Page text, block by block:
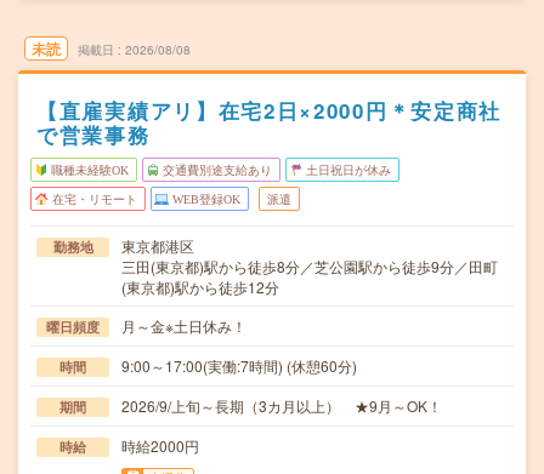
未読 掲載日 2026/08/08
【直雇実績アリ】在宅2日×2000円＊安定商社
で営業事務
職種未経験OK 交通費別途支給あり 土日祝日が休み
在宅・リモート WEB登録OK 派遣
勤務地
東京都港区
三田(東京都)駅から徒歩8分／芝公園駅から徒歩9分／田町
(東京都)駅から徒歩12分
曜日頻度 月～金※土日休み！
時間 9:00～17:00(実働:7時間) (休憩60分)
期間 2026/9/上旬～長期（3カ月以上） ★9月～OK！
時給 時給2000円